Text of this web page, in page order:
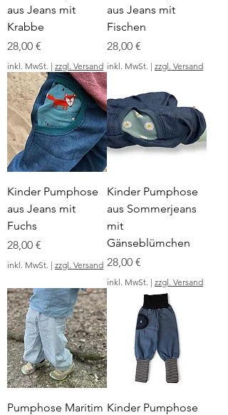
aus Jeans mit
Krabbe
Preis
28,00 €
inkl. MwSt. | zzgl. Versand
aus Jeans mit
Fischen
Preis
28,00 €
inkl. MwSt. | zzgl. Versand
Kinder Pumphose
aus Jeans mit
Fuchs
Preis
28,00 €
inkl. MwSt. | zzgl. Versand
Kinder Pumphose
aus Sommerjeans
mit
Gänseblümchen
Preis
28,00 €
inkl. MwSt. | zzgl. Versand
Pumphose Maritim Kinder Pumphose